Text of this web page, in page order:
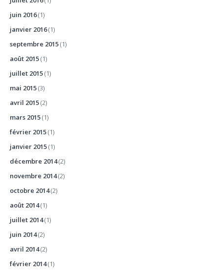
juin 2016(1)
janvier 2016(1)
septembre 2015(1)
août 2015(1)
juillet 2015(1)
mai 2015(3)
avril 2015(2)
mars 2015(1)
février 2015(1)
janvier 2015(1)
décembre 2014(2)
novembre 2014(2)
octobre 2014(2)
août 2014(1)
juillet 2014(1)
juin 2014(2)
avril 2014(2)
février 2014(1)